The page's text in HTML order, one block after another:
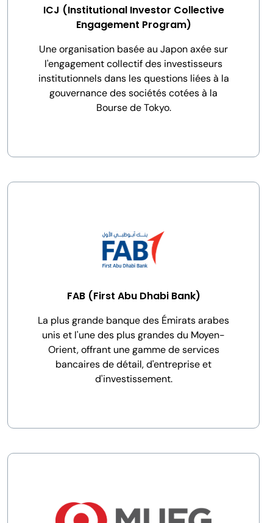
ICJ (Institutional Investor Collective
Engagement Program)
Une organisation basée au Japon axée sur
l'engagement collectif des investisseurs
institutionnels dans les questions liées à la
gouvernance des sociétés cotées à la
Bourse de Tokyo.
FAB (First Abu Dhabi Bank)
La plus grande banque des Émirats arabes
unis et l'une des plus grandes du Moyen-
Orient, offrant une gamme de services
bancaires de détail, d'entreprise et
d'investissement.